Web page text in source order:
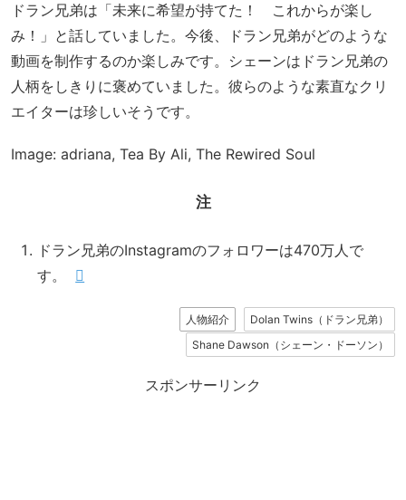
ドラン兄弟は「未来に希望が持てた！ これからが楽し
み！」と話していました。今後、ドラン兄弟がどのような
動画を制作するのか楽しみです。シェーンはドラン兄弟の
人柄をしきりに褒めていました。彼らのような素直なクリ
エイターは珍しいそうです。
Image: adriana, Tea By Ali, The Rewired Soul
注
ドラン兄弟のInstagramのフォロワーは470万人で
す。
人物紹介
Dolan Twins（ドラン兄弟）
Shane Dawson（シェーン・ドーソン）
スポンサーリンク